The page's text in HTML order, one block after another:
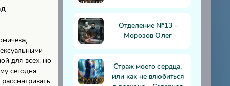
для всех, но
сегодня
Отделение №13 -
Морозов Олег
Страж моего сердца,
или как не влюбиться